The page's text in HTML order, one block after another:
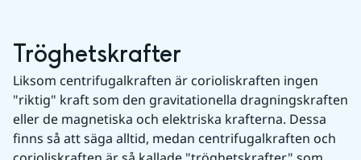
Tröghetskrafter
Liksom centrifugalkraften är corioliskraften ingen
"riktig" kraft som den gravitationella dragningskraften
eller de magnetiska och elektriska krafterna. Dessa
finns så att säga alltid, medan centrifugalkraften och